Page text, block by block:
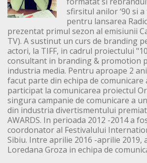
sfirsitul anilor ‘90 si
pentru lansarea
prezentat primul sezon al emisiunii
TV). A sustinut un curs de branding
actori, la TIFF, in cadrul proiectului
consultant in branding & promotion
industria media. Pentru aproape 2
facut parte din echipa de comunicare
participat la comunicarea proiectul
singura campanie de comunicare a
din industria divertismentului
AWARDS. In perioada 2012 -2014 a
coordonator al Festivalului
Sibiu. Intre aprilie 2016 -aprilie 2019,
Loredana Groza in echipa de